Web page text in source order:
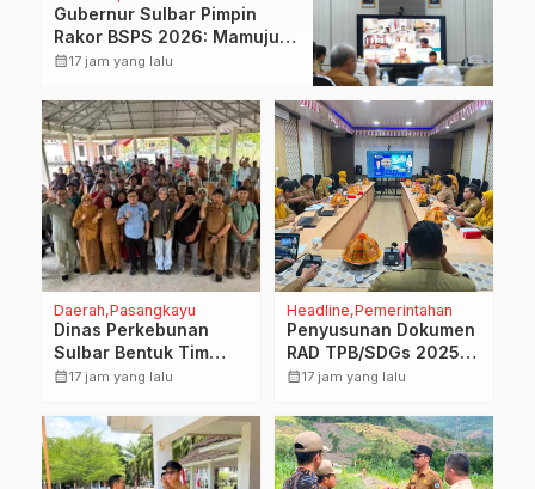
Gubernur Sulbar Pimpin
Rakor BSPS 2026: Mamuju
dan Pasangkayu Masih Nol
Unit
calendar_month17 jam yang lalu
Daerah Pasangkayu
Dinas Perkebunan
Sulbar Bentuk Tim
Kendali Internal ICS
Sertifikasi ISPO
Pekebun di
Pasangkayu
calendar_month17 jam yang lalu
Headline Pemerintahan
Penyusunan Dokumen
RAD TPB/SDGs 2025–
2029 Perkuat Arah
Berkelanjutan
Sulawesi Barat
calendar_month17 jam yang lalu